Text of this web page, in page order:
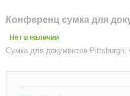
Конференц сумка для
Нет в наличии
Сумка для документов Pittsburgh,